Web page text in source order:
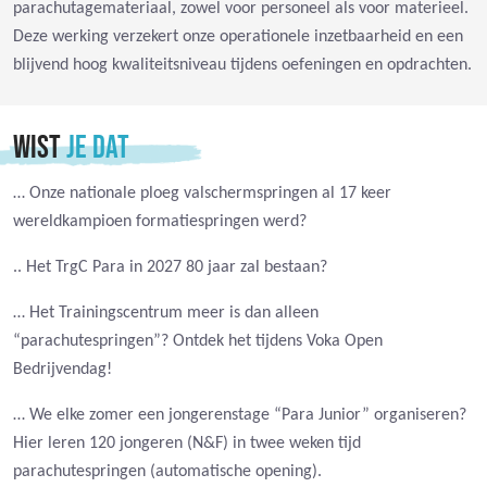
parachutagemateriaal, zowel voor personeel als voor materieel.
Deze werking verzekert onze operationele inzetbaarheid en een
blijvend hoog kwaliteitsniveau tijdens oefeningen en opdrachten.
WISTJE DAT
… Onze nationale ploeg valschermspringen al 17 keer
wereldkampioen formatiespringen werd?
.. Het TrgC Para in 2027 80 jaar zal bestaan?
… Het Trainingscentrum meer is dan alleen
“parachutespringen”? Ontdek het tijdens Voka Open
Bedrijvendag!
… We elke zomer een jongerenstage “Para Junior” organiseren?
Hier leren 120 jongeren (N&F) in twee weken tijd
parachutespringen (automatische opening).